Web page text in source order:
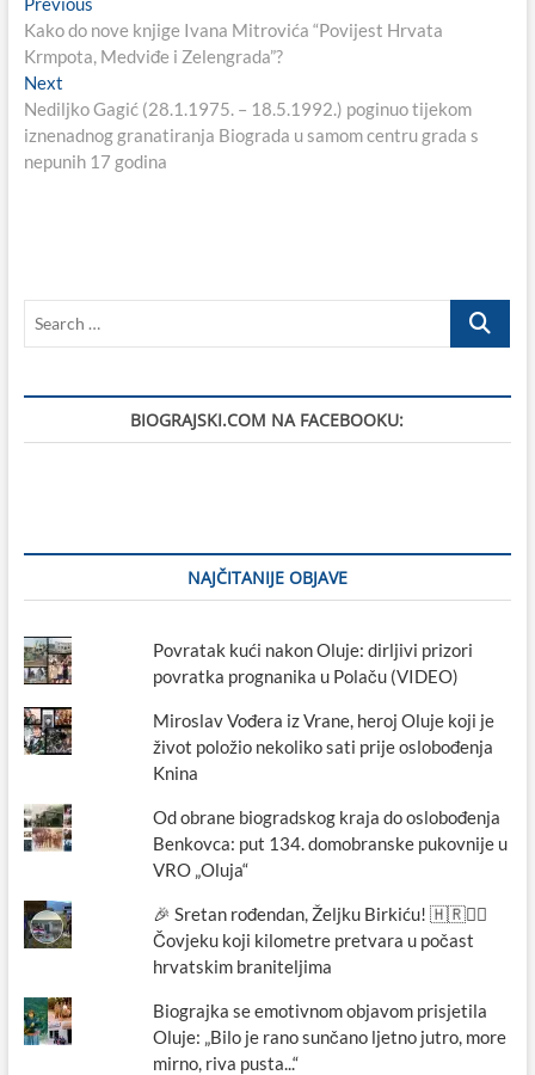
objava
post:
Kako do nove knjige Ivana Mitrovića “Povijest Hrvata
Krmpota, Medviđe i Zelengrada”?
NextNext
post:
Nediljko Gagić (28.1.1975. – 18.5.1992.) poginuo tijekom
iznenadnog granatiranja Biograda u samom centru grada s
nepunih 17 godina
Search
BIOGRAJSKI.COM NA FACEBOOKU:
NAJČITANIJE OBJAVE
Povratak kući nakon Oluje: dirljivi prizori
povratka prognanika u Polaču (VIDEO)
Miroslav Vođera iz Vrane, heroj Oluje koji je
život položio nekoliko sati prije oslobođenja
Knina
Od obrane biogradskog kraja do oslobođenja
Benkovca: put 134. domobranske pukovnije u
VRO „Oluja“
🎉 Sretan rođendan, Željku Birkiću! 🇭🇷🏃‍♂️
Čovjeku koji kilometre pretvara u počast
hrvatskim braniteljima
Biograjka se emotivnom objavom prisjetila
Oluje: „Bilo je rano sunčano ljetno jutro, more
mirno, riva pusta...“